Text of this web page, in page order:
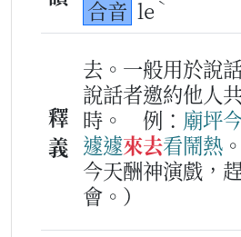
合音 le ˋ
釋
義
去。一般用於說
說話者邀約他人
時。
例： 廟坪
遽遽來去看鬧熱 。
今天酬神演戲，
會。）